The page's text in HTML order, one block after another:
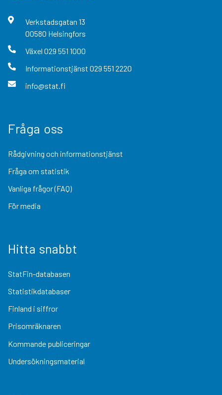
Verkstadsgatan 13
00580 Helsingfors
Växel 029 551 1000
Informationstjänst 029 551 2220
info@stat.fi
Fråga oss
Rådgivning och informationstjänst
Fråga om statistik
Vanliga frågor (FAQ)
För media
Hitta snabbt
StatFin-databasen
Statistikdatabaser
Finland i siffror
Prisomräknaren
Kommande publiceringar
Undersökningsmaterial